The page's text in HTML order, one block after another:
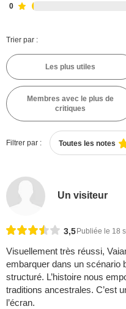
0
Trier par :
Les plus utiles
Membres avec le plus de
critiques
Filtrer par : Toutes les notes
Un visiteur
3,5 Publiée le 18
Visuellement très réussi,
embarquer dans un scénario
structuré. L’histoire nous
traditions ancestrales. C’est
l’écran.